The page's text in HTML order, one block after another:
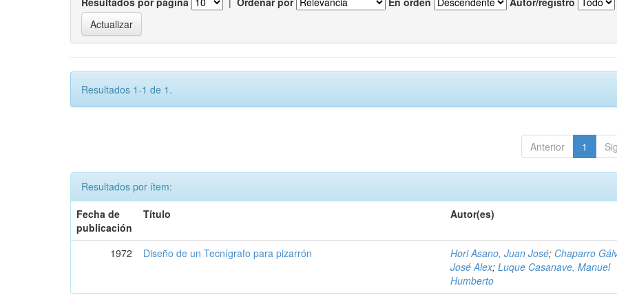
Resultados 1-1 de 1.
Anterior 1
Resultados por ítem:
Fecha de
publicación
Título Autor(es)
1972 Diseño de un Tecnígrafo para pizarrón Hori Asano, Juan José; Chaparro
José Alex;Luque Casanave, Manuel
Humberto